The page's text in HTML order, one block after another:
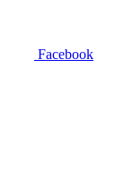
Facebook